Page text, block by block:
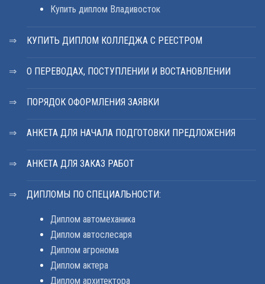
Купить диплом Владивосток
КУПИТЬ ДИПЛОМ КОЛЛЕДЖА С РЕЕСТРОМ
О ПЕРЕВОДАХ, ПОСТУПЛЕНИИ И ВОСТАНОВЛЕНИИ
ПОРЯДОК ОФОРМЛЕНИЯ ЗАЯВКИ
АНКЕТА ДЛЯ НАЧАЛА ПОДГОТОВКИ ПРЕДЛОЖЕНИЯ
АНКЕТА ДЛЯ ЗАКАЗ РАБОТ
ДИПЛОМЫ ПО СПЕЦИАЛЬНОСТИ:
Диплом автомеханика
Диплом автослесаря
Диплом агронома
Диплом актера
Диплом архитектора